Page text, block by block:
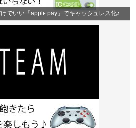
でいい「apple pay」でキャッシュレス化♪